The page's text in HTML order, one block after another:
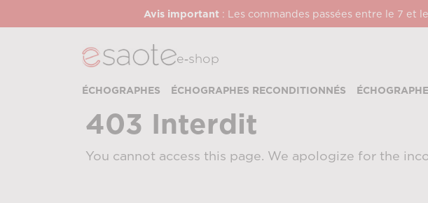
Avis important: Les commandes passées entre le 7 et
e‑shop
ÉCHOGRAPHES ÉCHOGRAPHES RECONDITIONNÉS
403 Interdit
You cannot access this page. We apologize for the